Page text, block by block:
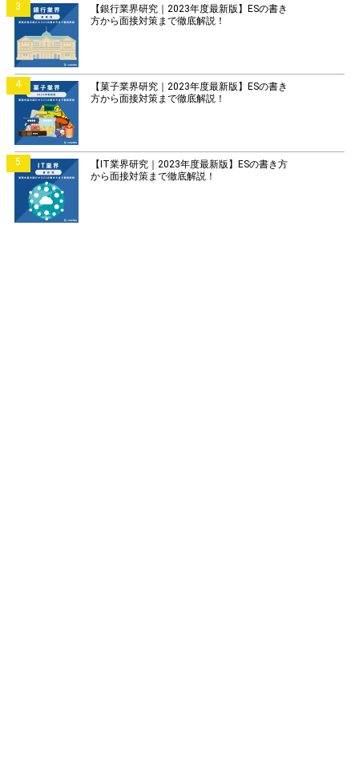
3
【銀行業界研究｜2023年度最新版】ESの書き
方から面接対策まで徹底解説！
4
【菓子業界研究｜2023年度最新版】ESの書き
方から面接対策まで徹底解説！
5
【IT業界研究｜2023年度最新版】ESの書き方
から面接対策まで徹底解説！